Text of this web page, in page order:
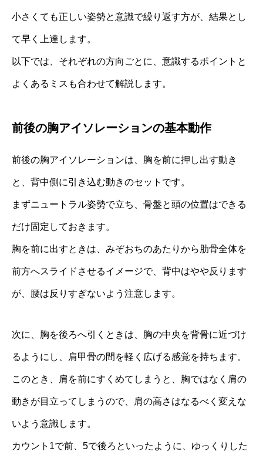
小さくても正しい姿勢と意識で繰り返す方が、結果とし
て早く上達します。
以下では、それぞれの方向ごとに、意識するポイントと
よくあるミスも合わせて解説します。
前後の胸アイソレーションの基本動作
前後の胸アイソレーションは、胸を前に押し出す動き
と、背中側に引き込む動きのセットです。
まずニュートラル姿勢で立ち、骨盤と頭の位置はできる
だけ固定しておきます。
胸を前に出すときは、みぞおちのあたりから肋骨全体を
前方へスライドさせるイメージで、背中はやや反ります
が、腰は反りすぎないよう注意します。
次に、胸を後ろへ引くときは、胸の中央を背骨に近づけ
るようにし、肩甲骨の間を軽く広げる感覚を持ちます。
このとき、肩を前にすくめてしまうと、胸ではなく肩の
動きが目立ってしまうので、肩の高さはなるべく変えな
いよう意識します。
カウント1で前、5で後ろといったように、ゆっくりした